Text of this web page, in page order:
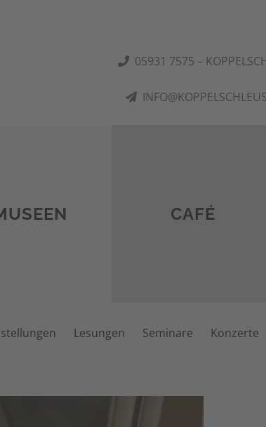
05931 7575 –
CAFÉ
Lesungen Seminare Konzerte